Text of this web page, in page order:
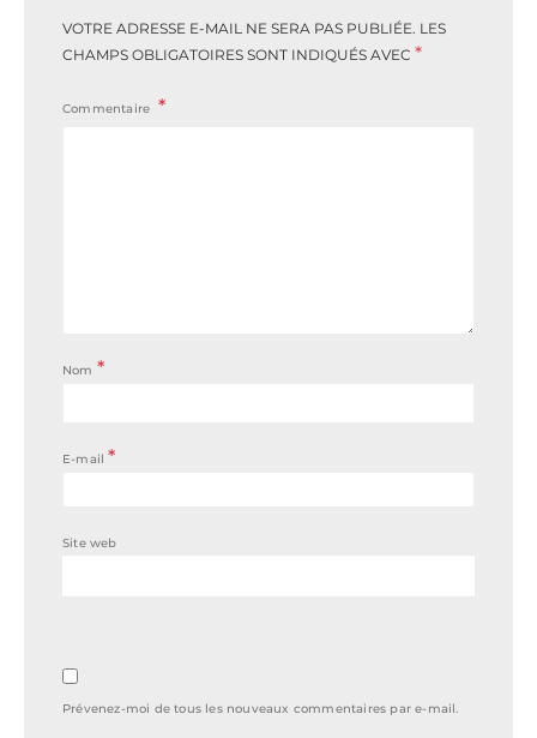
VOTRE ADRESSE E-MAIL NE SERA PAS PUBLIÉE. LES
CHAMPS OBLIGATOIRES SONT INDIQUÉS AVEC *
Commentaire
Nom *
E-mail*
Site web
Prévenez-moi de tous les nouveaux commentaires par e-mail.